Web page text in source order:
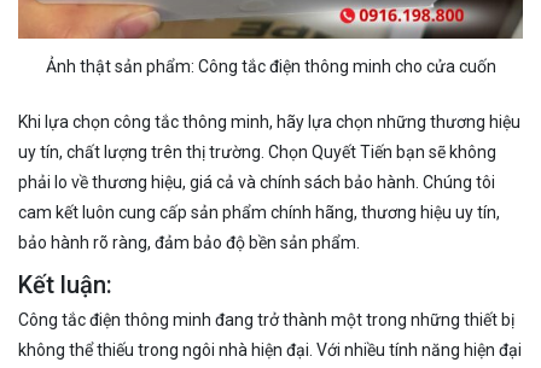
Ảnh thật sản phẩm: Công tắc điện thông minh cho cửa cuốn
Khi lựa chọn công tắc thông minh, hãy lựa chọn những thương hiệu
uy tín, chất lượng trên thị trường. Chọn Quyết Tiến bạn sẽ không
phải lo về thương hiệu, giá cả và chính sách bảo hành. Chúng tôi
cam kết luôn cung cấp sản phẩm chính hãng, thương hiệu uy tín,
bảo hành rõ ràng, đảm bảo độ bền sản phẩm.
Kết luận:
Công tắc điện thông minh đang trở thành một trong những thiết bị
không thể thiếu trong ngôi nhà hiện đại. Với nhiều tính năng hiện đại